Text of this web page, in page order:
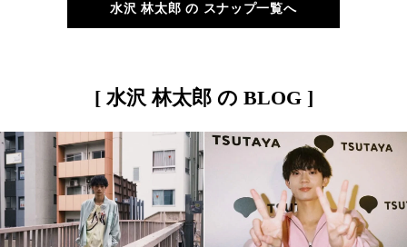
水沢 林太郎 の スナップ一覧へ
[ 水沢 林太郎 の BLOG ]